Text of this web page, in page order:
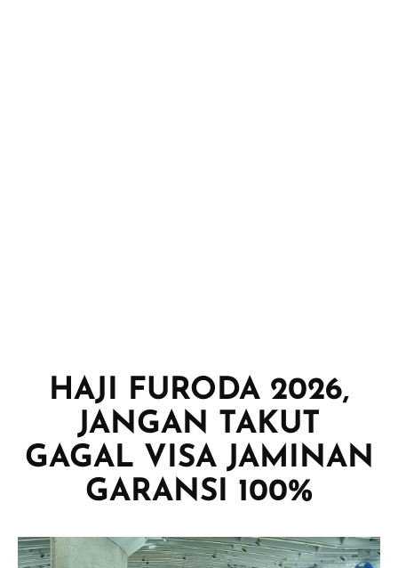
HAJI FURODA 2026,
JANGAN TAKUT
GAGAL VISA JAMINAN
GARANSI 100%